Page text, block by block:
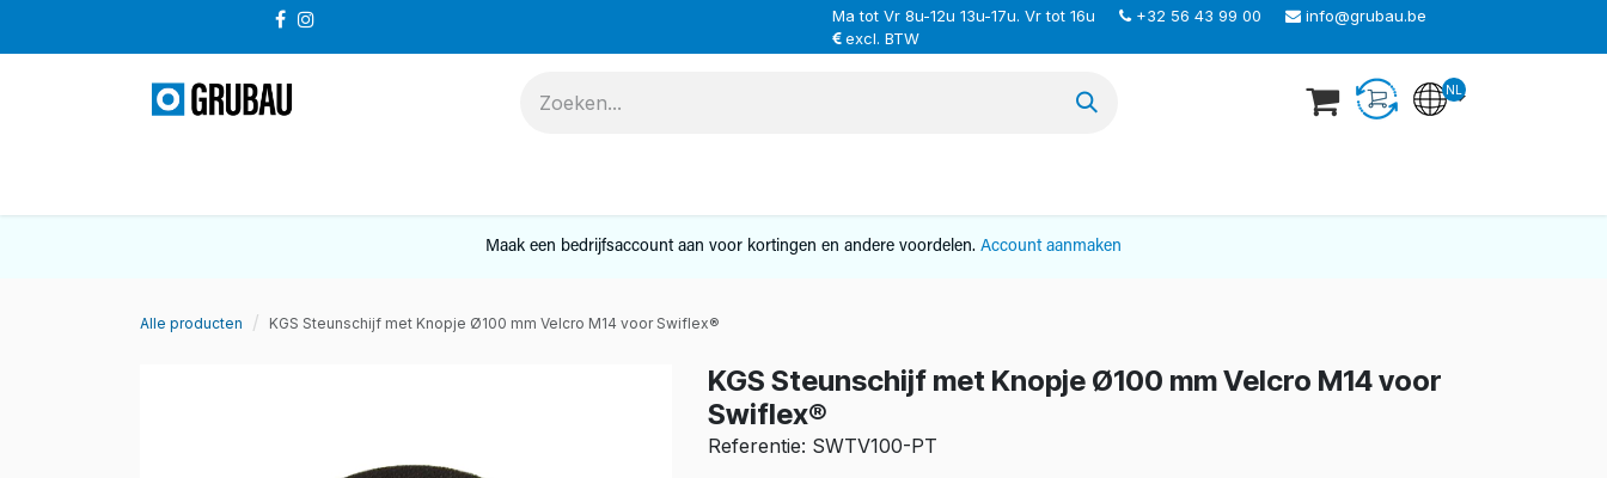
Ma tot Vr 8u-12u 13u-17u. Vr tot 16u +32 56 43 99 00
info@grubau.be
excl. BTW
NL
Maak een bedrijfsaccount aan voor kortingen en andere voordelen. Account aanmaken
Alle producten KGS Steunschijf met Knopje Ø100 mm Velcro M14 voor Swiflex®
KGS Steunschijf met Knopje Ø100 mm Velcro M14 voor
Swiflex®
Referentie: SWTV100-PT